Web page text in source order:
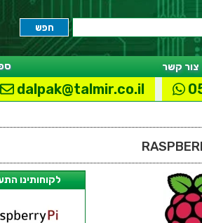
צור קשר
dalpak@talmir.co.il
לקוחותינו